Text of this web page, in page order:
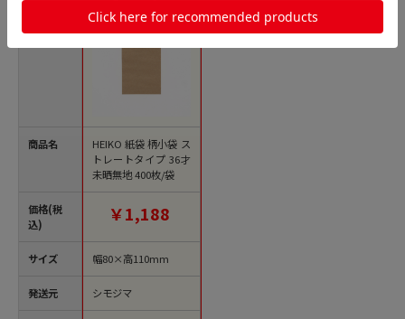
商品名
価格(税
込)
サイズ
発送元
HEIKO 紙袋 柄小袋 ス
トレートタイプ 36才
未晒無地 400枚/袋
￥1,188
幅80×高110mm
シモジマ